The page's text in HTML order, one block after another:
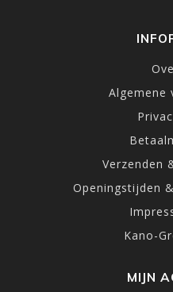
Algemene
Verzenden
Openingstijden
Kano-
MIJN